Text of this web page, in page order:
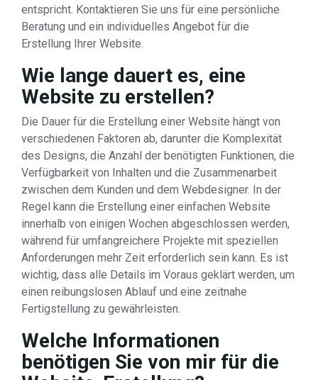
entspricht. Kontaktieren Sie uns für eine persönliche
Beratung und ein individuelles Angebot für die
Erstellung Ihrer Website.
Wie lange dauert es, eine
Website zu erstellen?
Die Dauer für die Erstellung einer Website hängt von
verschiedenen Faktoren ab, darunter die Komplexität
des Designs, die Anzahl der benötigten Funktionen, die
Verfügbarkeit von Inhalten und die Zusammenarbeit
zwischen dem Kunden und dem Webdesigner. In der
Regel kann die Erstellung einer einfachen Website
innerhalb von einigen Wochen abgeschlossen werden,
während für umfangreichere Projekte mit speziellen
Anforderungen mehr Zeit erforderlich sein kann. Es ist
wichtig, dass alle Details im Voraus geklärt werden, um
einen reibungslosen Ablauf und eine zeitnahe
Fertigstellung zu gewährleisten.
Welche Informationen
benötigen Sie von mir für die